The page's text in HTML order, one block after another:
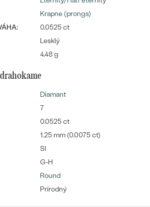
kolekcia
DRAHOKAMU
PREZRIEŤ
OBJAVIŤ
PREZRIEŤ
Krapne (prongs)
0.0525 ct
Lesklý
4.48 g
Diamant
7
0.0525 ct
1.25 mm (0.0075 ct)
SI
G-H
Round
Prírodný